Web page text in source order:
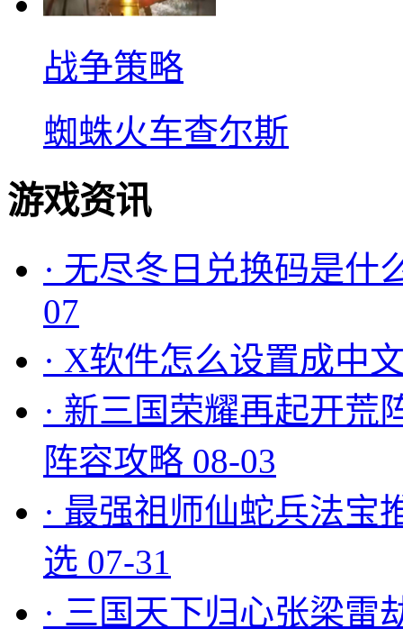
战争策略
蜘蛛火车查尔斯
游戏资讯
· 无尽冬日兑换码是什
07
· X软件怎么设置成中
· 新三国荣耀再起开荒
阵容攻略 08-03
· 最强祖师仙蛇兵法宝
选 07-31
· 三国天下归心张梁雷